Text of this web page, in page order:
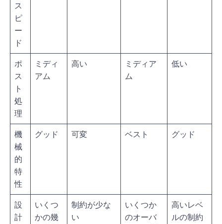
ス
ピ
ー
ド
ポ
ス
ト
処
理
ミディ
アム
高い
ミディア
ム
低い
機
械
的
特
性
グッド 可変 ベスト グッド
設
計
いくつ
かの幾
制約が少な
い
いくつか
のオーバ
高いレベ
ルの制約